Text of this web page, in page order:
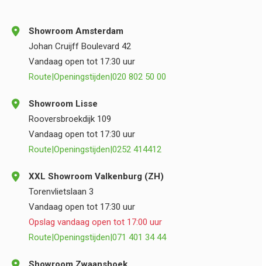
Showroom Amsterdam
Johan Cruijff Boulevard 42
Vandaag open tot 17:30 uur
Route|Openingstijden|020 802 50 00
Showroom Lisse
Rooversbroekdijk 109
Vandaag open tot 17:30 uur
Route|Openingstijden|0252 414412
XXL Showroom Valkenburg (ZH)
Torenvlietslaan 3
Vandaag open tot 17:30 uur
Opslag vandaag open tot 17:00 uur
Route|Openingstijden|071 401 34 44